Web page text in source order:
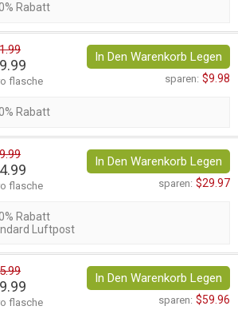
Rabatt
flasche
In Den Warenkorb Legen
sparen: $9.98
Rabatt
flasche
In Den Warenkorb Legen
sparen: $29.97
Rabatt
Luftpost
flasche
In Den Warenkorb Legen
sparen: $59.96